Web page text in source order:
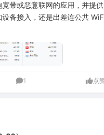
带或恶意联网的应用，并提
备接入，还是出差连公共
1 点